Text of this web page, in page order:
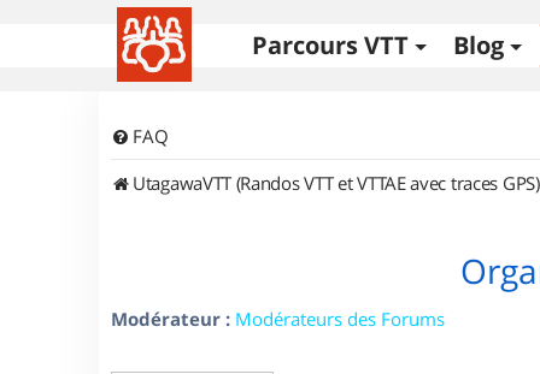
Parcours VTT Blog
FAQ
UtagawaVTT (Randos VTT et VTTAE avec traces GPS)
Modérateur : Modérateurs des Forums